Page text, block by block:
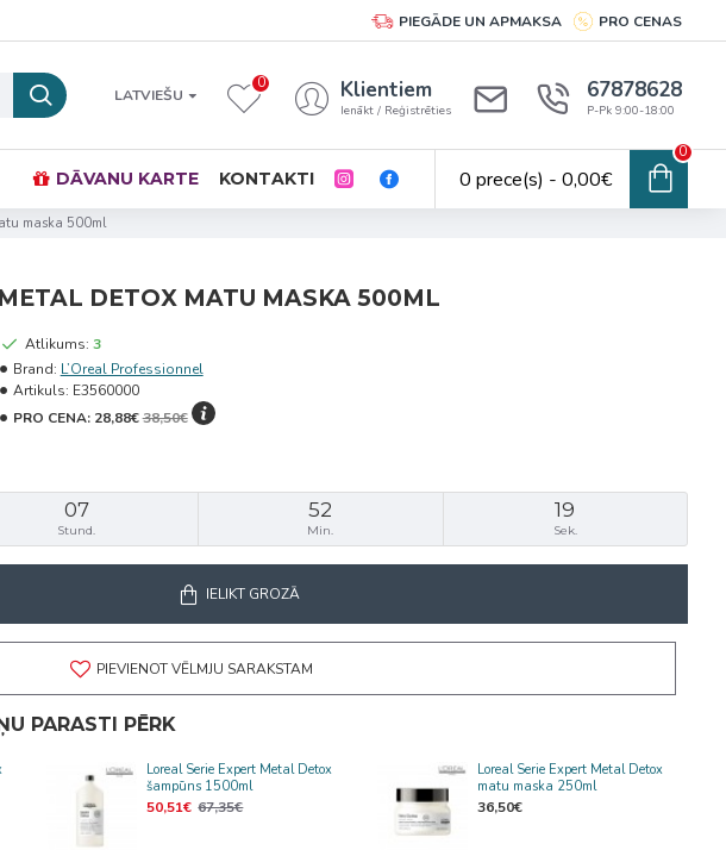
PIEGĀDE UN APMAKSA PRO CENAS
LATVIEŠU
0 Klientiem
Ienākt / Reģistrēties
67878628
P-Pk 9:00-18:00
DĀVANU KARTE KONTAKTI 0 prece(s) - 0,00€
0
maska 500ml
DETOX MATU MASKA 500ML
07
Stund.
52
Min.
19
Sek.
Atlikums: 3
Brand: L’Oreal Professionnel
Artikuls: E3560000
PRO CENA: 28,88€38,50€
IELIKT GROZĀ
PIEVIENOT VĒLMJU SARAKSTAM
PARASTI PĒRK
Loreal Serie Expert Metal Detox
šampūns 1500ml
50,51€ 67,35€
Loreal Serie Expert Metal Detox
matu maska 250ml
36,50€